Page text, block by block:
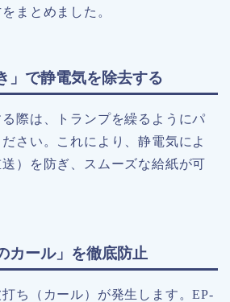
まとめました。
」で静電気を除去する
際は、トランプを繰るようにパ
さい。これにより、静電気によ
）を防ぎ、スムーズな給紙が可
カール」を徹底防止
ち（カール）が発生します。EP-